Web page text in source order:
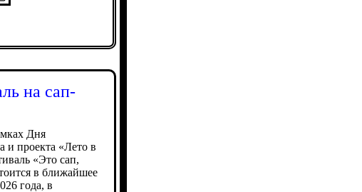
на сап-
Дня
и проекта «Лето в
«Это сап,
в ближайшее
года, в